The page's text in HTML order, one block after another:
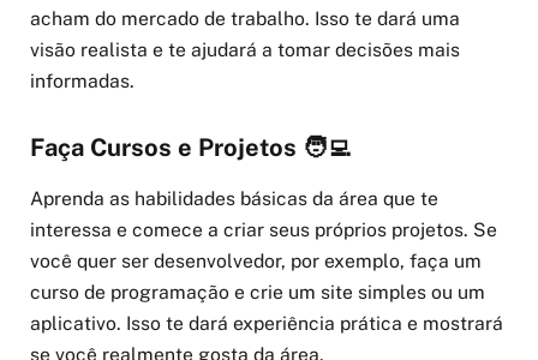
acham do mercado de trabalho. Isso te dará uma
visão realista e te ajudará a tomar decisões mais
informadas.
Faça Cursos e Projetos 🧑‍💻
Aprenda as habilidades básicas da área que te
interessa e comece a criar seus próprios projetos. Se
você quer ser desenvolvedor, por exemplo, faça um
curso de programação e crie um site simples ou um
aplicativo. Isso te dará experiência prática e mostrará
se você realmente gosta da área.